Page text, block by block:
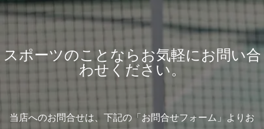
スポーツのことならお気軽にお問い合
わせください。
当店へのお問合せは、下記の「お問合せフォーム」よりお